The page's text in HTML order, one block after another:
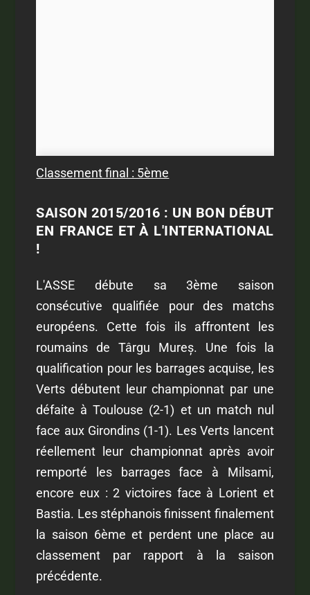
Classement final : 5ème
SAISON 2015/2016 : UN BON DÉBUT
EN FRANCE ET À L'INTERNATIONAL
!
L'ASSE débute sa 3ème saison
consécutive qualifiée pour des matchs
européens. Cette fois ils affrontent les
roumains de Târgu Mureș. Une fois la
qualification pour les barrages acquise, les
Verts débutent leur championnat par une
défaite à Toulouse (2-1) et un match nul
face aux Girondins (1-1). Les Verts lancent
réellement leur championnat après avoir
remporté les barrages face à Milsami,
encore eux : 2 victoires face à Lorient et
Bastia. Les stéphanois finissent finalement
la saison 6ème et perdent une place au
classement par rapport à la saison
précédente.